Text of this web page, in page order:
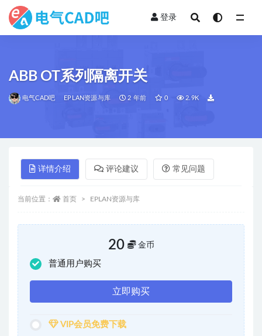
登录
ABB OT系列隔离开关
电气CAD吧 EPLAN资源与库 2 年前 0 2.9K
详情介绍 评论建议 常见问题
当前位置： 首页 EPLAN资源与库
20 金币
普通用户购买
立即购买
VIP会员免费下载